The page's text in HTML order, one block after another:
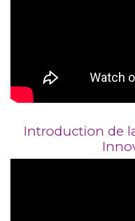
Introduction de